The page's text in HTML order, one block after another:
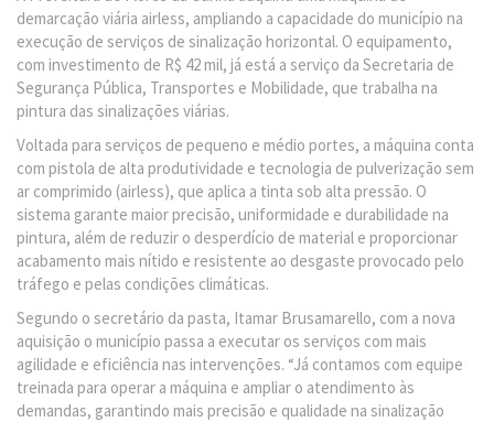
demarcação viária airless, ampliando a capacidade do município na
execução de serviços de sinalização horizontal. O equipamento,
com investimento de R$ 42 mil, já está a serviço da Secretaria de
Segurança Pública, Transportes e Mobilidade, que trabalha na
pintura das sinalizações viárias.
Voltada para serviços de pequeno e médio portes, a máquina conta
com pistola de alta produtividade e tecnologia de pulverização sem
ar comprimido (airless), que aplica a tinta sob alta pressão. O
sistema garante maior precisão, uniformidade e durabilidade na
pintura, além de reduzir o desperdício de material e proporcionar
acabamento mais nítido e resistente ao desgaste provocado pelo
tráfego e pelas condições climáticas.
Segundo o secretário da pasta, Itamar Brusamarello, com a nova
aquisição o município passa a executar os serviços com mais
agilidade e eficiência nas intervenções. “Já contamos com equipe
treinada para operar a máquina e ampliar o atendimento às
demandas, garantindo mais precisão e qualidade na sinalização